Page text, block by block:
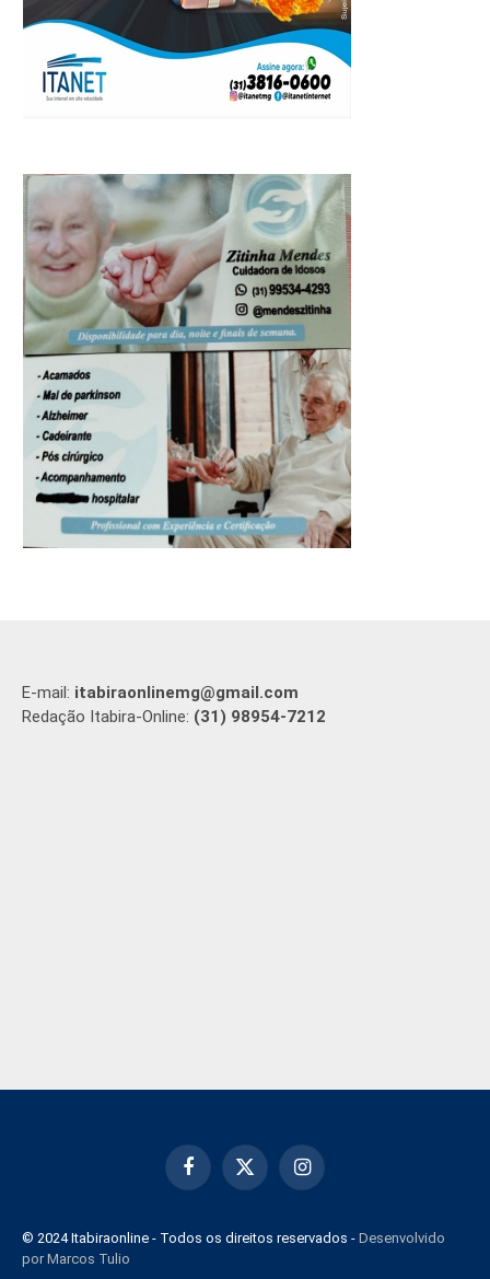
E-mail: itabiraonlinemg@gmail.com
Redação Itabira-Online: (31) 98954-7212
Facebook
X
Instagram
© 2024 Itabiraonline - Todos os direitos reservados - Desenvolvido
por Marcos Tulio